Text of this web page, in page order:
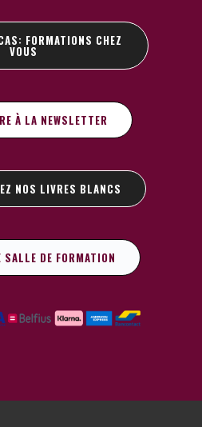
FORMATIONS CHEZ
VOUS
À LA NEWSLETTER
NOS LIVRES BLANCS
DE FORMATION